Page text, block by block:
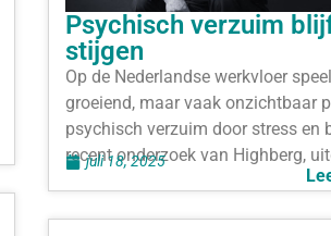
Psychisch verzuim
stijgen
Op de Nederlandse werkvloer
groeiend, maar vaak onzichtbaar
psychisch verzuim door stress en
recent onderzoek van Highberg,
juli 18, 2025